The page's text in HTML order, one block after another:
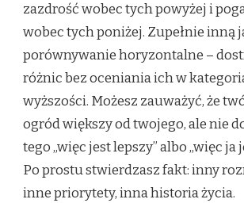
zazdrość wobec tych powyżej i
wobec tych poniżej. Zupełnie inną
porównywanie horyzontalne –
różnic bez oceniania ich w
wyższości. Możesz zauważyć, że
ogród większy od twojego, ale nie
tego „więc jest lepszy” albo „więc ja
Po prostu stwierdzasz fakt: inny
inne priorytety, inna historia życia.